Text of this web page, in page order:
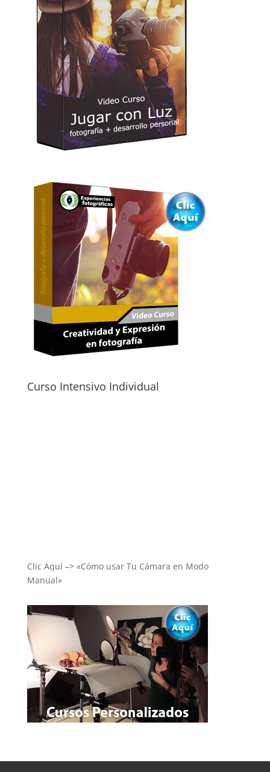
Curso Intensivo Individual
Clic Aquí –> «Cómo usar Tu Cámara en Modo
Manual»